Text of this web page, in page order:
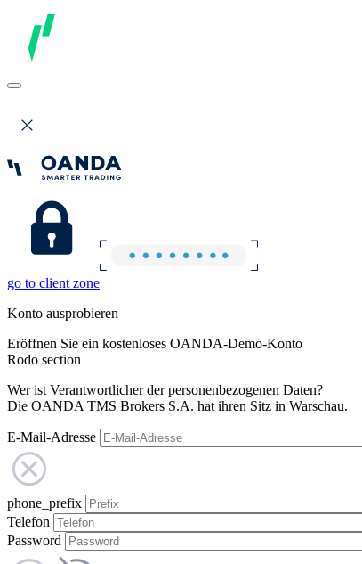
go to client zone
Konto ausprobieren
Eröffnen Sie ein kostenloses OANDA-Demo-Konto
Rodo section
Wer ist Verantwortlicher der personenbezogenen Daten?
Die OANDA TMS Brokers S.A. hat ihren Sitz in Warschau.
E-Mail-Adresse
phone_prefix
Telefon
Password